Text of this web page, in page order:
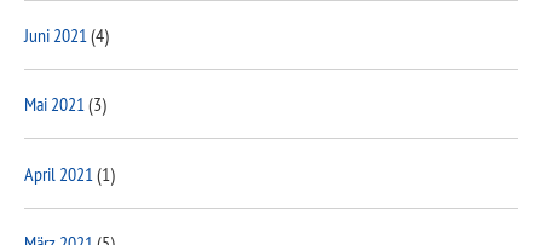
Juni 2021 (4)
Mai 2021(3)
April 2021 (1)